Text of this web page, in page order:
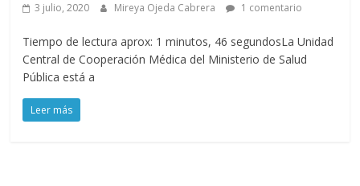
3 julio, 2020 Mireya Ojeda Cabrera 1 comentario
Tiempo de lectura aprox: 1 minutos, 46 segundosLa Unidad
Central de Cooperación Médica del Ministerio de Salud
Pública está a
Leer más